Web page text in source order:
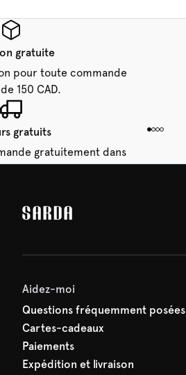
gratuite
pour toute commande
150 CAD.
gratuits
gratuitement dans
jours.
commande
Aidez-moi
Questions fréquemment posées
Cartes-cadeaux
Paiements
Expédition et livraison